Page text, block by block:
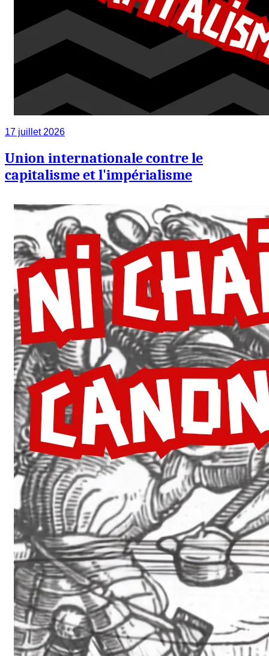
17 juillet 2026
Union internationale contre le
capitalisme et l'impérialisme